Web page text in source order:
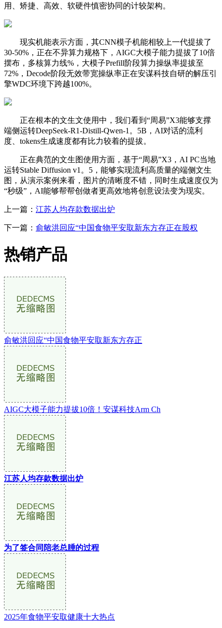
用、矫捷、高效、软硬件慎密协同的计较架构。
现实机能表示方面，其CNN模子机能相较上一代提拔了
30-50%，正在不异算力规格下，AIGC大模子能力提拔了10倍
摆布，多核算力线%，大模子Prefill阶段算力操纵率提拔至
72%，Decode阶段无效带宽操纵率正在安谋科技自研的解压引
擎WDC环境下跨越100%。
正在根本的文生文使用中，我们看到“周易”X3能够支撑
端侧运转DeepSeek-R1-Distill-Qwen-1。5B，AI对话的流利
度、tokens生成速度都有比力较着的提拔。
正在典范的文生图使用方面，基于“周易”X3，AI PC当地
运转Stable Diffusion v1。5，能够实现流利高质量的端侧文生
图，从演示案例来看，图片的清晰度不错，同时生成速度仅为
“秒级”，AI能够帮帮创做者更高效地将创意设法变为现实。
上一篇： 江苏人均存款数据出炉
下一篇： 俞敏洪回应“中国食物平安取新东方存正在股权
热销产品
俞敏洪回应“中国食物平安取新东方存正
AIGC大模子能力提拔10倍！安谋科技Arm Ch
江苏人均存款数据出炉
为了签合同陪老总腄的过程
2025年食物平安取健康十大热点